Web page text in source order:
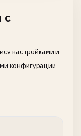
с
настройками и
конфигурации